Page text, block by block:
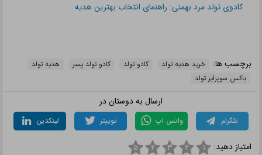
کادوی تولد مرد بهمنی: راهنمای انتخاب بهترین هدیه
برچسب ها: خرید هدیه تولد کادو تولد کادو تولد پسر
هدیه تولد
باکس سوپرایز تولد
ارسال به دوستان در
تلگرام واتس اپ توییتر لینکدین
امتیاز دهید: ۱ ۲ ۳ ۴ ۵